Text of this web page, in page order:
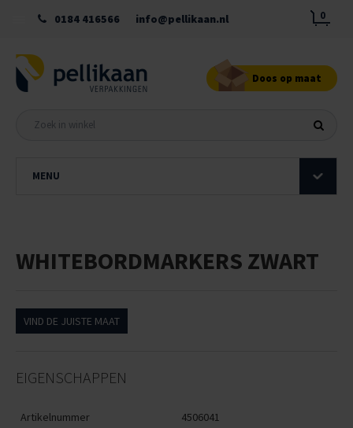
0184 416566 info@pellikaan.nl 0
Doos op maat
MENU
WHITEBORDMARKERS ZWART
VIND DE JUISTE MAAT
EIGENSCHAPPEN
Artikelnummer
4506041